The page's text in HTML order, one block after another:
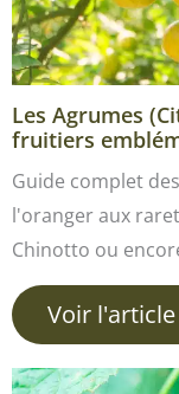
Les Agrumes
fruitiers
Guide complet
l'oranger aux
Chinotto ou
Voir l'article